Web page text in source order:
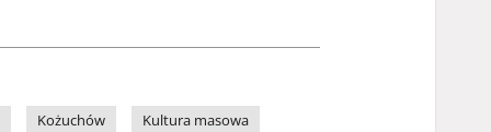
Kożuchów
Kultura masowa